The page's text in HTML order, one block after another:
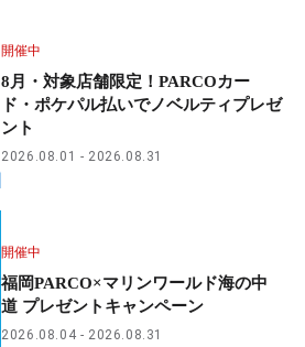
開催中
8月・対象店舗限定！PARCOカー
ド・ポケパル払いでノベルティプレゼ
ント
2026.08.01 2026.08.31
開催中
福岡PARCO×マリンワールド海の中
道 プレゼントキャンペーン
2026.08.04 2026.08.31